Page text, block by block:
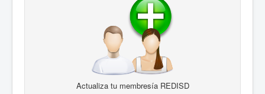
Actualiza tu membresía REDISD